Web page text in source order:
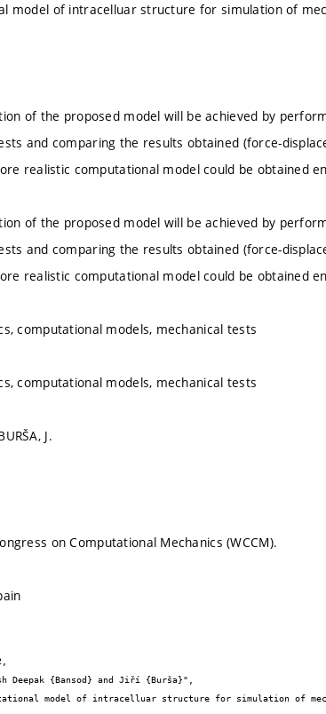
model of intracelluar structure for simulation of
of the proposed model will be achieved by
and comparing the results obtained (force-
realistic computational model could be obtained
of the proposed model will be achieved by
and comparing the results obtained (force-
realistic computational model could be obtained
computational models, mechanical tests
computational models, mechanical tests
J.
on Computational Mechanics (WCCM).